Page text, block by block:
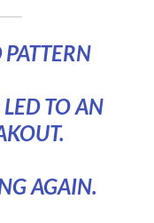
TO AN
AGAIN.